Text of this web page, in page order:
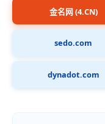
金名网 (4.CN)
sedo.com
dynadot.com